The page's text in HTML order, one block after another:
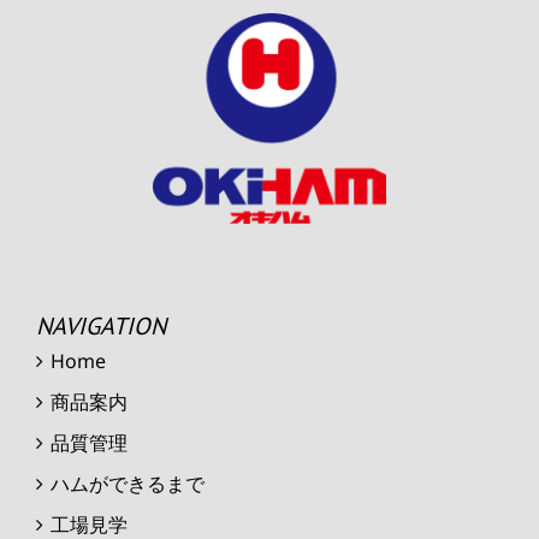
NAVIGATION
Home
商品案内
品質管理
ハムができるまで
工場見学